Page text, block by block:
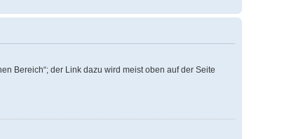
Bereich“; der Link dazu wird meist oben auf der Seite